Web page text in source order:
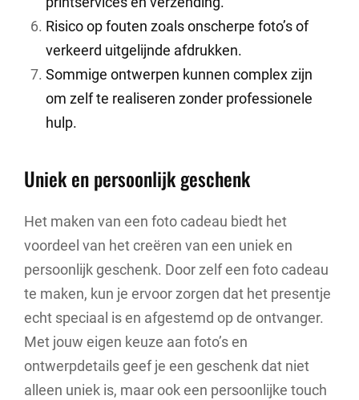
Risico op fouten zoals onscherpe foto’s of
verkeerd uitgelijnde afdrukken.
Sommige ontwerpen kunnen complex zijn
om zelf te realiseren zonder professionele
hulp.
Uniek en persoonlijk geschenk
Het maken van een foto cadeau biedt het
voordeel van het creëren van een uniek en
persoonlijk geschenk. Door zelf een foto cadeau
te maken, kun je ervoor zorgen dat het presentje
echt speciaal is en afgestemd op de ontvanger.
Met jouw eigen keuze aan foto’s en
ontwerpdetails geef je een geschenk dat niet
alleen uniek is, maar ook een persoonlijke touch